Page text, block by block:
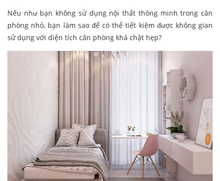
Nếu như bạn không sử dụng nội thất thông minh trong căn
phòng nhỏ, bạn làm sao để có thể tiết kiệm được không gian
sử dụng với diện tích căn phòng khá chật hẹp?